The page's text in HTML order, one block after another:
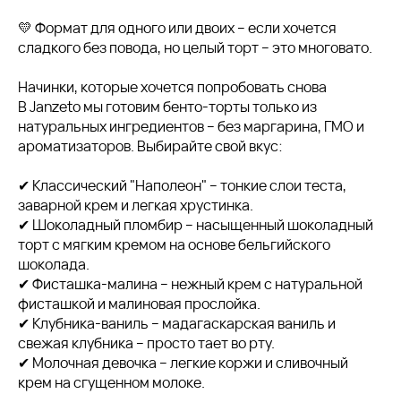
💛 Формат для одного или двоих – если хочется
сладкого без повода, но целый торт – это многовато.
Начинки, которые хочется попробовать снова
В Janzeto мы готовим бенто-торты только из
натуральных ингредиентов – без маргарина, ГМО и
ароматизаторов. Выбирайте свой вкус:
✔ Классический "Наполеон" – тонкие слои теста,
заварной крем и легкая хрустинка.
✔ Шоколадный пломбир – насыщенный шоколадный
торт с мягким кремом на основе бельгийского
шоколада.
✔ Фисташка-малина – нежный крем с натуральной
фисташкой и малиновая прослойка.
✔ Клубника-ваниль – мадагаскарская ваниль и
свежая клубника – просто тает во рту.
✔ Молочная девочка – легкие коржи и сливочный
крем на сгущенном молоке.